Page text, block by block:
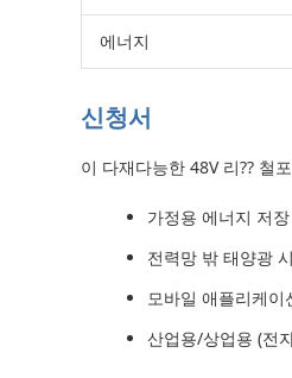
에너지
신청서
이 다재다능한 48V 리?? 철
가정용 에너지 저
전력망 밖 태양광
모바일 애플리케이
산업용/상업용 (전